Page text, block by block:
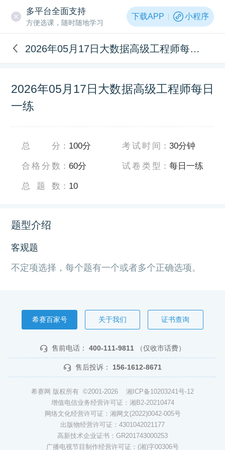
多平台全面支持
方便选课，随时随地学习
下载APP 小程序
2026年05月17日大数据高级工程师每日一练
2026年05月17日大数据高级工程师每日
一练
总分 ： 100分
合格分数 ：60分
总题数 ： 10
考试时间 ：30分钟
试卷类型 ：每日一练
题型介绍
客观题
不定项选择，每个题有一个或者多个正确选项。
希赛百家号 关于我们 证书查询
售前电话： 400-111-9811 （仅收市话费）
售后投诉： 156-1612-8671
希赛网 版权所有 ©2001-2026 湘ICP备10203241号-12
增值电信业务经营许可证：湘B2-20210474
网络文化经营许可证：湘网文(2022)0042-005号
出版物经营许可证：4301042021177
高新技术企业证书：GR201743000253
广播电视节目制作经营许可证：(湘)字00306号